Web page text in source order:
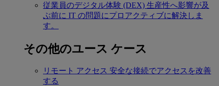
従業員のデジタル体験 (DEX) 生産性へ影響が及
ぶ前に IT の問題にプロアクティブに解決しま
す。
その他のユース ケース
リモート アクセス 安全な接続でアクセスを改善
する